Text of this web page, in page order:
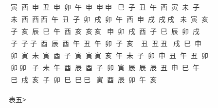
寅 酉 申 丑 申 卯 午 申 申 申 巳 子 丑 午 酉 寅 未 子
未 酉 酉 酉 午 丑 子 卯 戌 卯 午 酉 申 戌 戌 戌 未 寅 亥
子 亥 辰 巳 午 酉 亥 亥 亥 申 卯 戌 酉 子 巳 辰 卯 戌
子 子 子 酉 辰 酉 午 丑 午 卯 子 亥 丑 丑 丑 戌 巳 申
卯 寅 未 寅 酉 子 寅 寅 寅 亥 午 未 子 卯 申 丑 午 丑 卯
卯 卯 子 未 午 酉 辰 酉 子 卯 寅 辰 辰 辰 丑 申 巳 午
巳 戌 亥 子 卯 巳 巳 巳 寅 酉 辰 卯 午 亥
表五>